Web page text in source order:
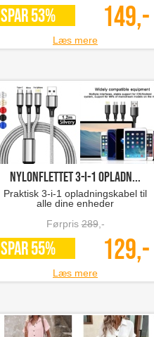
SPAR 53% 149,-
Læs mere
Nylonflettet 3-i-1 opladn...
Praktisk 3-i-1 opladningskabel til
alle dine enheder
Førpris289,-
SPAR 55% 129,-
Læs mere